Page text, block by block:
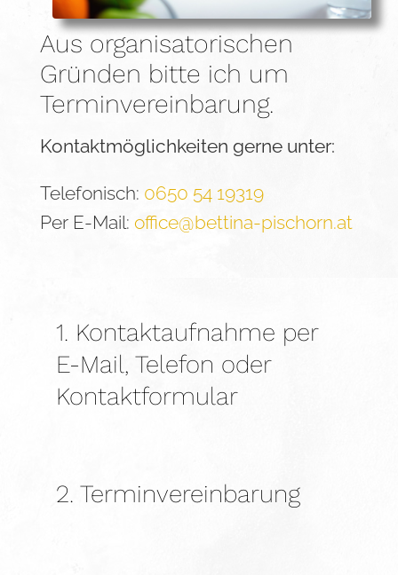
Aus organisatorischen
Gründen bitte ich um
Terminvereinbarung.
Kontaktmöglichkeiten gerne unter:
Telefonisch: 0650 54 19319
Per E-Mail: office@bettina-pischorn.at
1. Kontaktaufnahme per
E-Mail, Telefon oder
Kontaktformular
2. Terminvereinbarung